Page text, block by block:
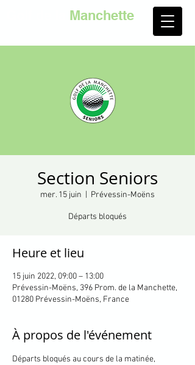
Manchette
Section Seniors
mer. 15 juin Prévessin-Moëns
Départs bloqués
Heure et lieu
15 juin 2022, 09:00 – 13:00
Prévessin-Moëns, 396 Prom. de la Manchette,
01280 Prévessin-Moëns, France
À propos de l'événement
Départs bloqués au cours de la matinée,